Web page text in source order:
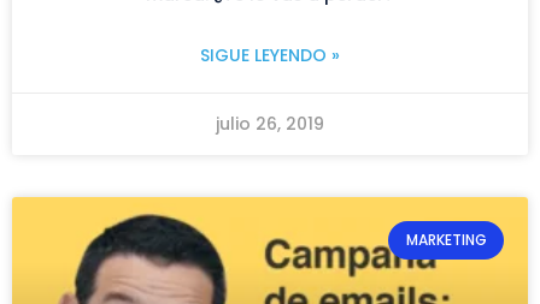
SIGUE LEYENDO »
julio 26, 2019
MARKETING